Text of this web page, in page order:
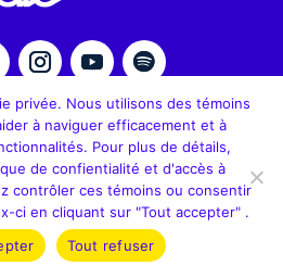
de prestige
privée. Nous utilisons des témoins
à naviguer efficacement et à
Pour plus de détails,
de confientialité et d'accès à
contrôler ces témoins ou consentir
ci en cliquant sur "Tout accepter" .
Tout refuser